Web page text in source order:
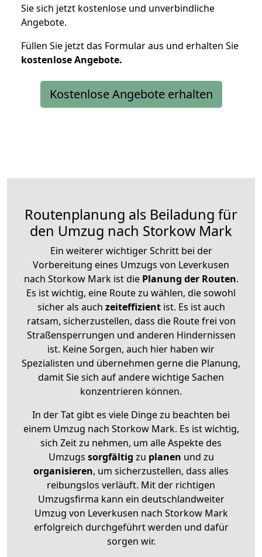
Sie sich jetzt kostenlose und unverbindliche
Angebote.
Füllen Sie jetzt das Formular aus und erhalten Sie
kostenloseAngebote.
Kostenlose Angebote erhalten
Routenplanung als Beiladung für
den Umzug nach Storkow Mark
Ein weiterer wichtiger Schritt bei der
Vorbereitung eines Umzugs von Leverkusen
nach Storkow Mark ist diePlanung der Routen.
Es ist wichtig, eine Route zu wählen, die sowohl
sicher als auch zeiteffizientist. Es ist auch
ratsam, sicherzustellen, dass die Route frei von
Straßensperrungen und anderen Hindernissen
ist. Keine Sorgen, auch hier haben wir
Spezialisten und übernehmen gerne die Planung,
damit Sie sich auf andere wichtige Sachen
konzentrieren können.
In der Tat gibt es viele Dinge zu beachten bei
einem Umzug nach Storkow Mark. Es ist wichtig,
sich Zeit zu nehmen, um alle Aspekte des
Umzugs sorgfältig zu planen und zu
organisieren, um sicherzustellen, dass alles
reibungslos verläuft. Mit der richtigen
Umzugsfirma kann ein deutschlandweiter
Umzug von Leverkusen nach Storkow Mark
erfolgreich durchgeführt werden und dafür
sorgen wir.